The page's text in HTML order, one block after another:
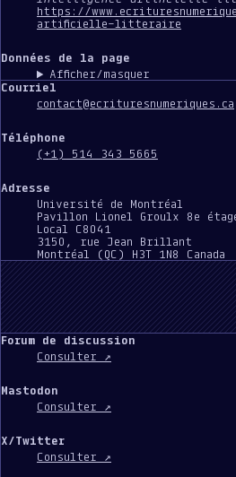
https://
artificielle-litteraire
Données de la page
Afficher/masquer
Courriel
contact@ecrituresnumeriques.ca
Téléphone
(+1) 514 343 5665
Adresse
Université de Montréal
Pavillon Lionel Groulx 8e
Local C8041
3150, rue Jean Brillant
Montréal (QC) H3T 1N8 Canada
Forum de discussion
Consulter ↗
Mastodon
Consulter ↗
X/Twitter
Consulter ↗